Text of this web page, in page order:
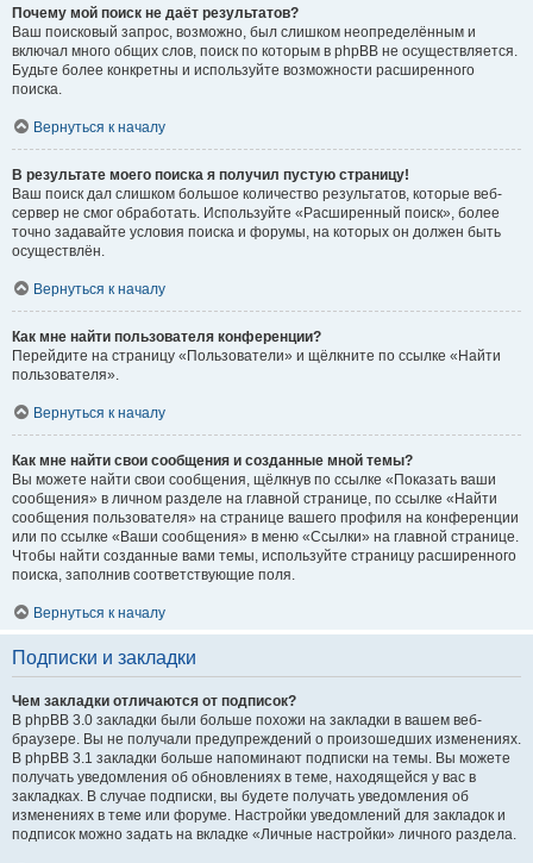
Почему мой поиск не даёт результатов?
Ваш поисковый запрос, возможно, был слишком неопределённым и
включал много общих слов, поиск по которым в phpBB не осуществляется.
Будьте более конкретны и используйте возможности расширенного
поиска.
Вернуться к началу
В результате моего поиска я получил пустую страницу!
Ваш поиск дал слишком большое количество результатов, которые веб-
сервер не смог обработать. Используйте «Расширенный поиск», более
точно задавайте условия поиска и форумы, на которых он должен быть
осуществлён.
Вернуться к началу
Как мне найти пользователя конференции?
Перейдите на страницу «Пользователи» и щёлкните по ссылке «Найти
пользователя».
Вернуться к началу
Как мне найти свои сообщения и созданные мной темы?
Вы можете найти свои сообщения, щёлкнув по ссылке «Показать ваши
сообщения» в личном разделе на главной странице, по ссылке «Найти
сообщения пользователя» на странице вашего профиля на конференции
или по ссылке «Ваши сообщения» в меню «Ссылки» на главной странице.
Чтобы найти созданные вами темы, используйте страницу расширенного
поиска, заполнив соответствующие поля.
Вернуться к началу
Подписки и закладки
Чем закладки отличаются от подписок?
В phpBB 3.0 закладки были больше похожи на закладки в вашем веб-
браузере. Вы не получали предупреждений о произошедших изменениях.
В phpBB 3.1 закладки больше напоминают подписки на темы. Вы можете
получать уведомления об обновлениях в теме, находящейся у вас в
закладках. В случае подписки, вы будете получать уведомления об
изменениях в теме или форуме. Настройки уведомлений для закладок и
подписок можно задать на вкладке «Личные настройки» личного раздела.